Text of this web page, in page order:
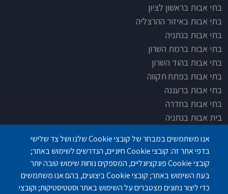
בתי אבות בראשון לציון
בתי אבות באיזור ההרצליה
בתי אבות בנתניה
בתי אבות ברמת השרון
בתי אבות בהוד השרון
בתי אבות בפתח תקווה
בתי אבות ברעננה
בתי אבות בחדרה
בית אבות בנתניה
בית אבות בפתח תקוה
בית בלב כפר סבא
בית אבות בחיפה
אנו משתמשים במבחר של קובצי Cookie שלנו ושל צד שלישי
בדפי אתר זה: קובצי Cookie חיוניים, הנדרשים לשימוש באתר;
קובצי Cookie פונקציונליים, המספקים נוחות שימוש טובה יותר
בעת השימוש באתר; קובצי Cookie ביצועים, בהם אנו משתמשים
כדי ליצור נתונים מצטברים על השימוש באתר וסטטיסטיקות; וקובצי